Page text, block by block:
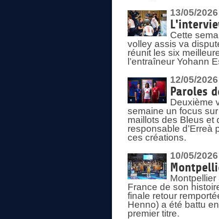
13/05/2026
Cette
volley assis va
réunit les six
l’entraîneur Yohann
12/05/2026
Paroles
Deuxième
semaine un focus
maillots des Bleus et
responsable d’Erreà
ces créations.
10/05/2026
France de son
finale retour
Henno) a été battu
premier titre.